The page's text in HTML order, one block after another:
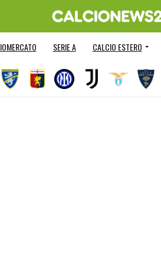
SERIE A CALCIO ESTERO